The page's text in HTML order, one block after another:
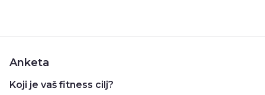
Anketa
Koji je vaš fitness cilj?